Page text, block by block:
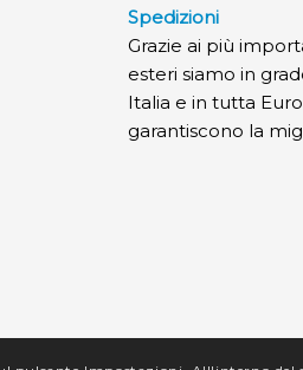
Spedizioni
Grazie ai più
esteri siamo in
Italia e in tutta
garantiscono la